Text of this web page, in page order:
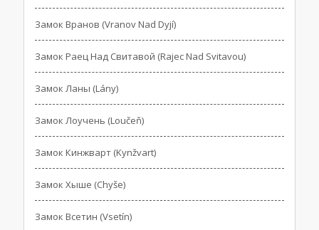
Замок Вранов (Vranov Nad Dyjí)
Замок Раец Над Свитавой (Rajec Nad Svitavou)
Замок Ланы (Lány)
Замок Лоучень (Loučeň)
Замок Кинжварт (Kynžvart)
Замок Хыше (Chyše)
Замок Всетин (Vsetín)